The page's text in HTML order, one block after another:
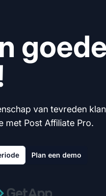
van tevreden
met Post Affiliate Pro.
Plan een demo